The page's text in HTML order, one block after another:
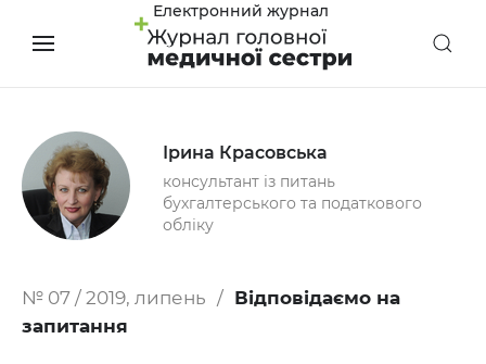
Електронний журнал
Ірина Красовська
консультант із питань
бухгалтерського та податкового
обліку
№ 07 / 2019, липень
Відповідаємо на
запитання